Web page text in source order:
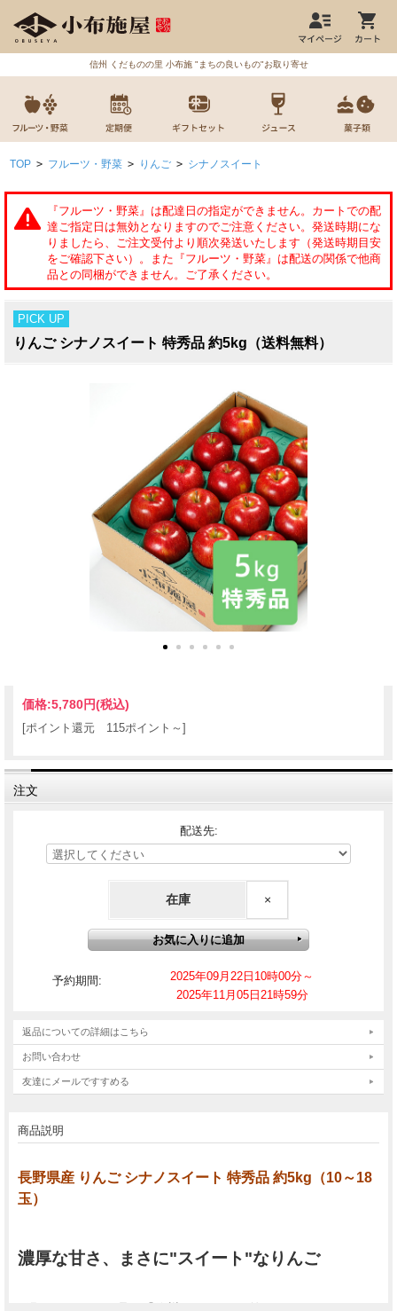
信州 くだものの里 小布施 "まちの良いもの"お取り寄せ
TOP > フルーツ・野菜 > りんご > シナノスイート
PICK UP
りんご シナノスイート 特秀品 約5kg（送料無料）
価格:5,780円(税込)
[ポイント還元 115ポイント～]
注文
配送先:
在庫 ×
予約期間:
2025年09月22日10時00分～
2025年11月05日21時59分
返品についての詳細はこちら
お問い合わせ
友達にメールですすめる
商品説明
長野県産 りんご シナノスイート 特秀品 約5kg（10～18
玉）
濃厚な甘さ、まさに"スイート"なりんご